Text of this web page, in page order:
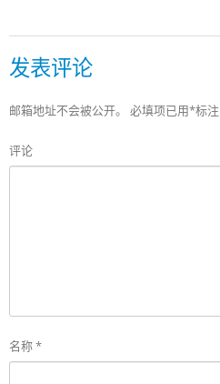
发表评论
邮箱地址不会被公开。 必填项已用*标注
评论
名称*